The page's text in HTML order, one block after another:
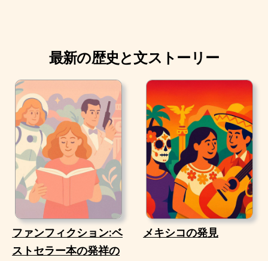
最新の歴史と文ストーリー
ファンフィクション:ベ
ストセラー本の発祥の
メキシコの発見